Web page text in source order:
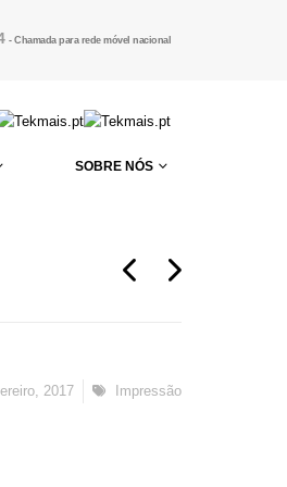
- Chamada para rede móvel nacional
SOBRE NÓS
2017 Impressão